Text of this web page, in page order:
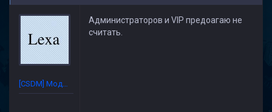
[CSDM] Модератор
Администраторов и VIP предоагаю не
считать.